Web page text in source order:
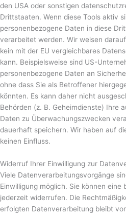
den USA oder sonstigen
Drittstaaten. Wenn diese Tools aktiv
personenbezogene Daten in diese
verarbeitet werden. Wir weisen
kein mit der EU vergleichbares
kann. Beispielsweise sind US-
personenbezogene Daten an
ohne dass Sie als Betroffener
könnten. Es kann daher nicht
Behörden (z. B. Geheimdienste) Ihre
Daten zu Überwachungszwecken
dauerhaft speichern. Wir haben auf
keinen Einfluss.
Widerruf Ihrer Einwilligung zur
Viele Datenverarbeitungsvorgänge
Einwilligung möglich. Sie können eine
jederzeit widerrufen. Die
erfolgten Datenverarbeitung bleibt